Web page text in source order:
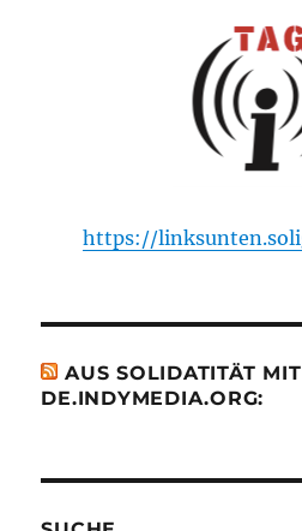
https://
AUS SOLIDATITÄT MIT
DE.INDYMEDIA.ORG: